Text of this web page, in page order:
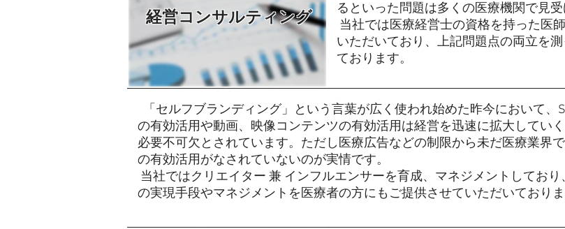
経営コンサルティング
るといった問題は多くの医療機関で見受
当社では医療経営士の資格を持った医
いただいており、上記問題点の両立を
ております。
「セルフブランディング」という言葉が広く使われ始めた昨今において、
の有効活用や動画、映像コンテンツの有効活用は経営を迅速に拡大してい
必要不可欠とされています。ただし医療広告などの制限から未だ医療業界
の有効活用がなされていないのが実情です。
当社ではクリエイター 兼 インフルエンサーを育成、マネジメントしており
の実現手段やマネジメントを医療者の方にもご提供させていただいておりま